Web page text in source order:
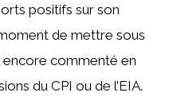
positifs sur son
de mettre sous
encore commenté en
du CPI ou de l’EIA.